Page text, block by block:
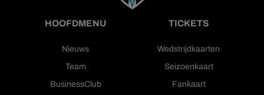
HOOFDMENU
Nieuws
Team
BusinessClub
TICKETS
Wedstrijdkaarten
Seizoenkaart
Fankaart